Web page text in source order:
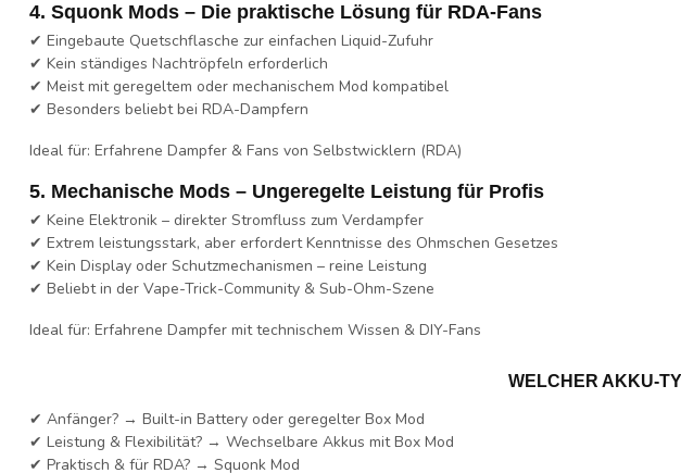
4. Squonk Mods – Die praktische Lösung für RDA-Fans
✔ Eingebaute Quetschflasche zur einfachen Liquid-Zufuhr
✔ Kein ständiges Nachtröpfeln erforderlich
✔ Meist mit geregeltem oder mechanischem Mod kompatibel
✔ Besonders beliebt bei RDA-Dampfern
Ideal für: Erfahrene Dampfer & Fans von Selbstwicklern (RDA)
5. Mechanische Mods – Ungeregelte Leistung für Profis
✔ Keine Elektronik – direkter Stromfluss zum Verdampfer
✔ Extrem leistungsstark, aber erfordert Kenntnisse des Ohmschen Gesetzes
✔ Kein Display oder Schutzmechanismen – reine Leistung
✔ Beliebt in der Vape-Trick-Community & Sub-Ohm-Szene
Ideal für: Erfahrene Dampfer mit technischem Wissen & DIY-Fans
WELCHER AKKU-
✔ Anfänger? → Built-in Battery oder geregelter Box Mod
✔ Leistung & Flexibilität? → Wechselbare Akkus mit Box Mod
✔ Praktisch & für RDA? → Squonk Mod